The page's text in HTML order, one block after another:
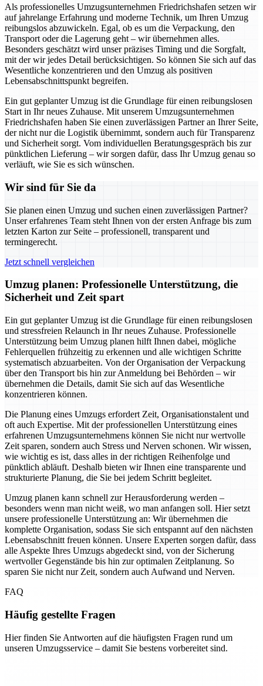
Als professionelles Umzugsunternehmen Friedrichshafen setzen wir
auf jahrelange Erfahrung und moderne Technik, um Ihren Umzug
reibungslos abzuwickeln. Egal, ob es um die Verpackung, den
Transport oder die Lagerung geht – wir übernehmen alles.
Besonders geschätzt wird unser präzises Timing und die Sorgfalt,
mit der wir jedes Detail berücksichtigen. So können Sie sich auf das
Wesentliche konzentrieren und den Umzug als positiven
Lebensabschnittspunkt begreifen.
Ein gut geplanter Umzug ist die Grundlage für einen reibungslosen
Start in Ihr neues Zuhause. Mit unserem Umzugsunternehmen
Friedrichshafen haben Sie einen zuverlässigen Partner an Ihrer Seite,
der nicht nur die Logistik übernimmt, sondern auch für Transparenz
und Sicherheit sorgt. Vom individuellen Beratungsgespräch bis zur
pünktlichen Lieferung – wir sorgen dafür, dass Ihr Umzug genau so
verläuft, wie Sie es sich wünschen.
Wir sind für Sie da
Sie planen einen Umzug und suchen einen zuverlässigen Partner?
Unser erfahrenes Team steht Ihnen von der ersten Anfrage bis zum
letzten Karton zur Seite – professionell, transparent und
termingerecht.
Jetzt schnell vergleichen
Umzug planen: Professionelle Unterstützung, die
Sicherheit und Zeit spart
Ein gut geplanter Umzug ist die Grundlage für einen reibungslosen
und stressfreien Relaunch in Ihr neues Zuhause. Professionelle
Unterstützung beim Umzug planen hilft Ihnen dabei, mögliche
Fehlerquellen frühzeitig zu erkennen und alle wichtigen Schritte
systematisch abzuarbeiten. Von der Organisation der Verpackung
über den Transport bis hin zur Anmeldung bei Behörden – wir
übernehmen die Details, damit Sie sich auf das Wesentliche
konzentrieren können.
Die Planung eines Umzugs erfordert Zeit, Organisationstalent und
oft auch Expertise. Mit der professionellen Unterstützung eines
erfahrenen Umzugsunternehmens können Sie nicht nur wertvolle
Zeit sparen, sondern auch Stress und Nerven schonen. Wir wissen,
wie wichtig es ist, dass alles in der richtigen Reihenfolge und
pünktlich abläuft. Deshalb bieten wir Ihnen eine transparente und
strukturierte Planung, die Sie bei jedem Schritt begleitet.
Umzug planen kann schnell zur Herausforderung werden –
besonders wenn man nicht weiß, wo man anfangen soll. Hier setzt
unsere professionelle Unterstützung an: Wir übernehmen die
komplette Organisation, sodass Sie sich entspannt auf den nächsten
Lebensabschnitt freuen können. Unsere Experten sorgen dafür, dass
alle Aspekte Ihres Umzugs abgedeckt sind, von der Sicherung
wertvoller Gegenstände bis hin zur optimalen Zeitplanung. So
sparen Sie nicht nur Zeit, sondern auch Aufwand und Nerven.
FAQ
Häufig gestellte Fragen
Hier finden Sie Antworten auf die häufigsten Fragen rund um
unseren Umzugsservice – damit Sie bestens vorbereitet sind.